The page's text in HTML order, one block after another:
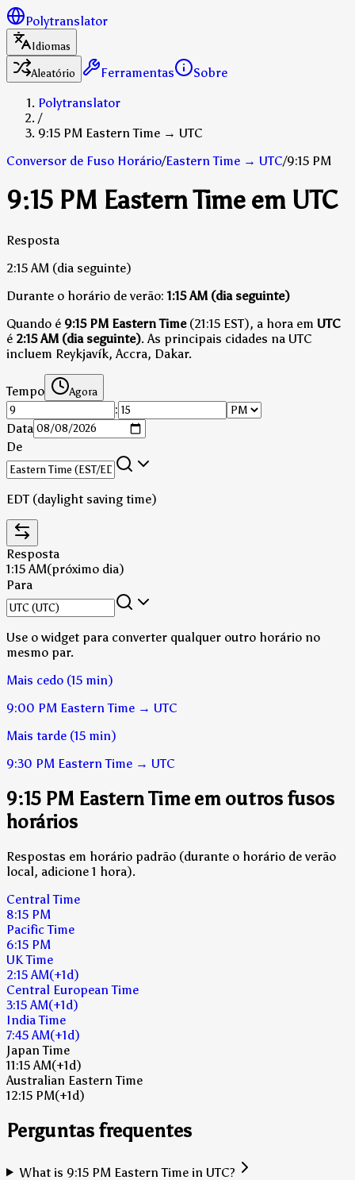
Polytranslator
Idiomas
Aleatório
Ferramentas
Sobre
Polytranslator
/
9:15 PM Eastern Time → UTC
Conversor de Fuso Horário/Eastern Time → UTC/9:15 PM
9:15 PM Eastern Time em UTC
Resposta
2:15 AM (dia seguinte)
Durante o horário de verão: 1:15 AM (dia seguinte)
Quando é 9:15 PM Eastern Time(21:15 EST), a hora em UTC
é 2:15 AM (dia seguinte). As principais cidades na UTC
incluem Reykjavík, Accra, Dakar.
Tempo Agora
:
Data
De
EDT (daylight saving time)
Resposta
1:15 AM(próximo dia)
Para
Use o widget para converter qualquer outro horário no
mesmo par.
Mais cedo (15 min)
9:00 PM Eastern Time → UTC
Mais tarde (15 min)
9:30 PM Eastern Time → UTC
9:15 PM Eastern Time em outros fusos
horários
Respostas em horário padrão (durante o horário de verão
local, adicione 1 hora).
Central Time
8:15 PM
Pacific Time
6:15 PM
UK Time
2:15 AM(+1d)
Central European Time
3:15 AM(+1d)
India Time
7:45 AM(+1d)
Japan Time
11:15 AM(+1d)
Australian Eastern Time
12:15 PM(+1d)
Perguntas frequentes
What is 9:15 PM Eastern Time in UTC?